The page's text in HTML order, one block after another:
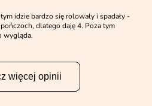
idzie bardzo się rolowały i spadały -
dlatego daję 4. Poza tym
wygląda.
więcej opinii